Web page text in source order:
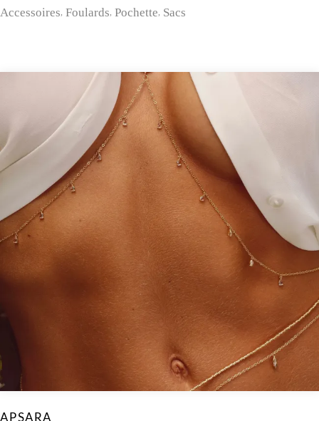
Accessoires Foulards Pochette Sacs
APSARA